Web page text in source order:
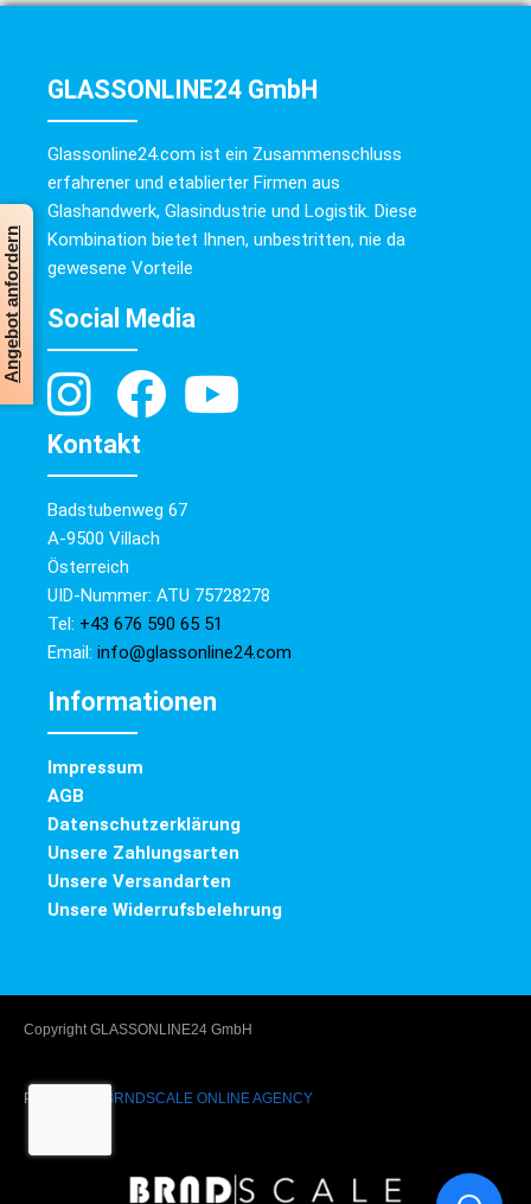
Angebot anfordern
GLASSONLINE24 GmbH
Glassonline24.com ist ein Zusammenschluss
erfahrener und etablierter Firmen aus
Glashandwerk, Glasindustrie und Logistik. Diese
Kombination bietet Ihnen, unbestritten, nie da
gewesene Vorteile
Social Media
Kontakt
Badstubenweg 67
A-9500 Villach
Österreich
UID-Nummer: ATU 75728278
Tel: +43 676 590 65 51
Email: info@glassonline24.com
Informationen
Impressum
AGB
Datenschutzerklärung
Unsere Zahlungsarten
Unsere Versandarten
Unsere Widerrufsbelehrung
Copyright GLASSONLINE24 GmbH
Powered by BRNDSCALE ONLINE AGENCY